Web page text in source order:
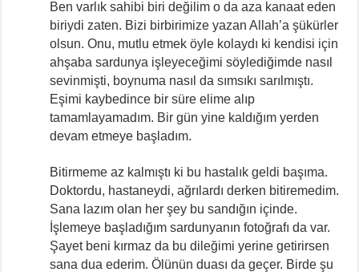
Ben varlık sahibi biri değilim o da aza kanaat eden
biriydi zaten. Bizi birbirimize yazan Allah’a şükürler
olsun. Onu, mutlu etmek öyle kolaydı ki kendisi için
ahşaba sardunya işleyeceğimi söylediğimde nasıl
sevinmişti, boynuma nasıl da sımsıkı sarılmıştı.
Eşimi kaybedince bir süre elime alıp
tamamlayamadım. Bir gün yine kaldığım yerden
devam etmeye başladım.
Bitirmeme az kalmıştı ki bu hastalık geldi başıma.
Doktordu, hastaneydi, ağrılardı derken bitiremedim.
Sana lazım olan her şey bu sandığın içinde.
İşlemeye başladığım sardunyanın fotoğrafı da var.
Şayet beni kırmaz da bu dileğimi yerine getirirsen
sana dua ederim. Ölünün duası da geçer. Birde şu